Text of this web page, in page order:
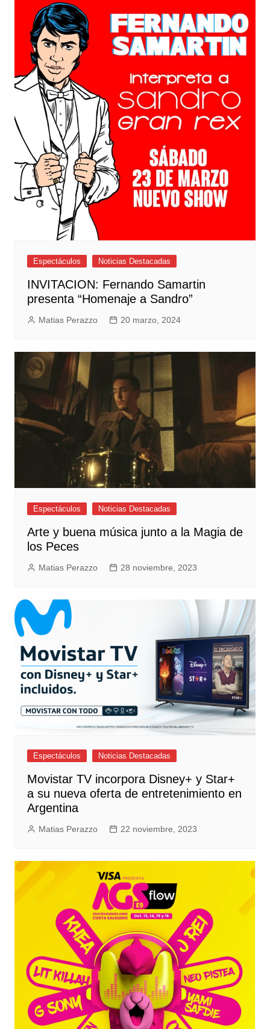
Espectáculos Noticias Destacadas
INVITACION: Fernando Samartin
presenta “Homenaje a Sandro”
Matias Perazzo 20 marzo, 2024
Espectáculos Noticias Destacadas
Arte y buena música junto a la Magia de
los Peces
Matias Perazzo 28 noviembre, 2023
Espectáculos Noticias Destacadas
Movistar TV incorpora Disney+ y Star+
a su nueva oferta de entretenimiento en
Argentina
Matias Perazzo 22 noviembre, 2023